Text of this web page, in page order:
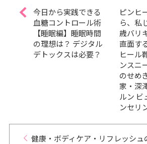
今日から実践できる
血糖コントロール術
【睡眠編】睡眠時間
の理想は？ デジタル
デトックスは必要？
ピンヒ
ら、私
歳バリ
直面す
ヒール
ンスニ
のせめ
家・深
ルン ビ
ンセリ
健康・ボディケア・リフレッシュ